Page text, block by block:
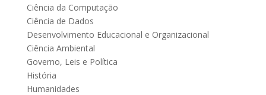
Ciência da Computação
Ciência de Dados
Desenvolvimento Educacional e Organizacional
Ciência Ambiental
Governo, Leis e Política
História
Humanidades